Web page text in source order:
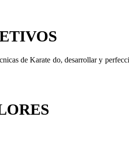
de Karate do, desarrollar y